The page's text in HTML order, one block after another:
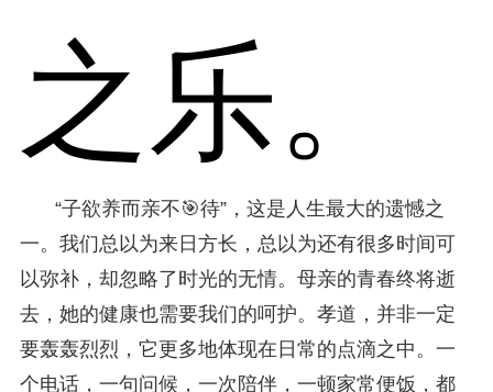
之乐。
“子欲养而亲不🎯待”，这是人生最大的遗憾之
一。我们总以为来日方长，总以为还有很多时间可
以弥补，却忽略了时光的无情。母亲的青春终将逝
去，她的健康也需要我们的呵护。孝道，并非一定
要轰轰烈烈，它更多地体现在日常的点滴之中。一
个电话，一句问候，一次陪伴，一顿家常便饭，都